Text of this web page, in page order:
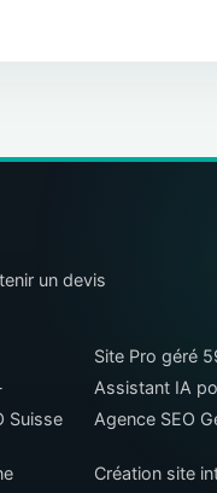
un devis
Site Pro géré
Assistant IA
Suisse
Agence SEO
Création site